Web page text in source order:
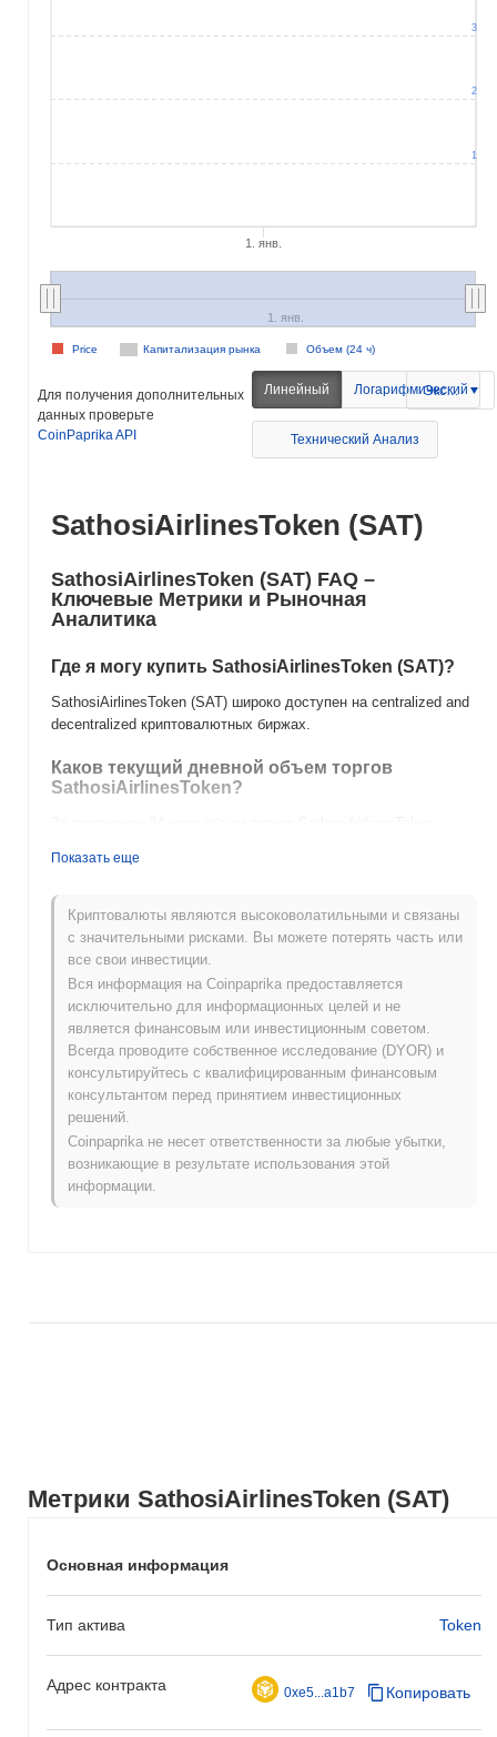
Метрики SathosiAirlinesToken (SAT)
Основная информация
Тип актива Token
Адрес контракта 0xe5...a1b7 Копировать
1. янв.
Капитализация рынка Объем (24 ч)
Price
1. янв.
1
2
3
Для получения дополнительных
данных проверьте
CoinPaprika API
Линейный Логарифмический
Экспорт
Технический Анализ
SathosiAirlinesToken (SAT)
SathosiAirlinesToken (SAT) FAQ –
Ключевые Метрики и Рыночная
Аналитика
Где я могу купить SathosiAirlinesToken (SAT)?
SathosiAirlinesToken (SAT) широко доступен на centralized and
decentralized криптовалютных биржах.
Каков текущий дневной объем торгов
SathosiAirlinesToken?
SathosiAirlinesToken?
Исторический максимум (ATH):₽0.0
123
Исторический минимум (ATL):
SathosiAirlinesToken в настоящее время торгуется на
ниже своего ATH .
Как SathosiAirlinesToken работает по
сравнению с более широким криптовалютным
рынком?
За последние 7 дней SathosiAirlinesToken вырос на 0.00%
отставая от общего криптовалютного рынка который показал
рост на 0.09%
Показать еще
Криптовалюты являются высоковолатильными и связаны
с значительными рисками. Вы можете потерять часть или
все свои инвестиции.
Вся информация на Coinpaprika предоставляется
исключительно для информационных целей и не
является финансовым или инвестиционным советом.
Всегда проводите собственное исследование (DYOR) и
консультируйтесь с квалифицированным финансовым
консультантом перед принятием инвестиционных
решений.
Coinpaprika не несет ответственности за любые убытки,
возникающие в результате использования этой
информации.